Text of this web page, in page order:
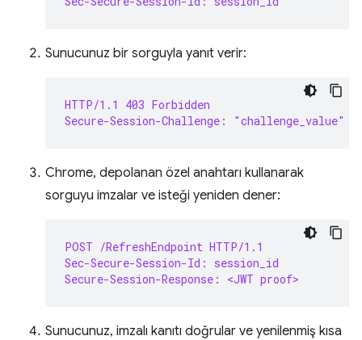
Sunucunuz bir sorguyla yanıt verir:
HTTP/1.1 403 Forbidden
Secure-Session-Challenge: "challenge_value"
Chrome, depolanan özel anahtarı kullanarak
sorguyu imzalar ve isteği yeniden dener:
POST /RefreshEndpoint HTTP/1.1
Sec-Secure-Session-Id: session_id
Secure-Session-Response: <JWT proof>
Sunucunuz, imzalı kanıtı doğrular ve yenilenmiş kısa